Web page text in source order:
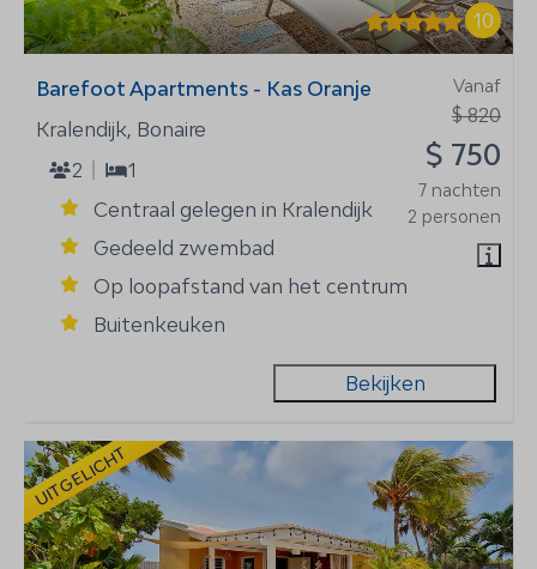
10
Vanaf
$ 820
$ 750
7 nachten
2 personen
Barefoot Apartments - Kas Oranje
Kralendijk, Bonaire
2
1
Centraal gelegen in Kralendijk
Gedeeld zwembad
Op loopafstand van het centrum
Buitenkeuken
Bekijken
UITGELICHT